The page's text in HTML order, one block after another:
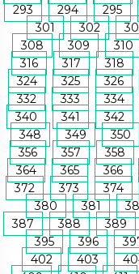
293
294 295
301
302
308
309 310
316
317 318
324
325 326
332
333 334
340
341 342
348
349 350
356
357 358
364
365 366
372
373 374
380
381
387
388 389
395
396
402
403